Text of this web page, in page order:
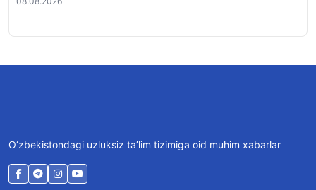
O‘zbekistondagi uzluksiz ta’lim tizimiga oid muhim xabarlar